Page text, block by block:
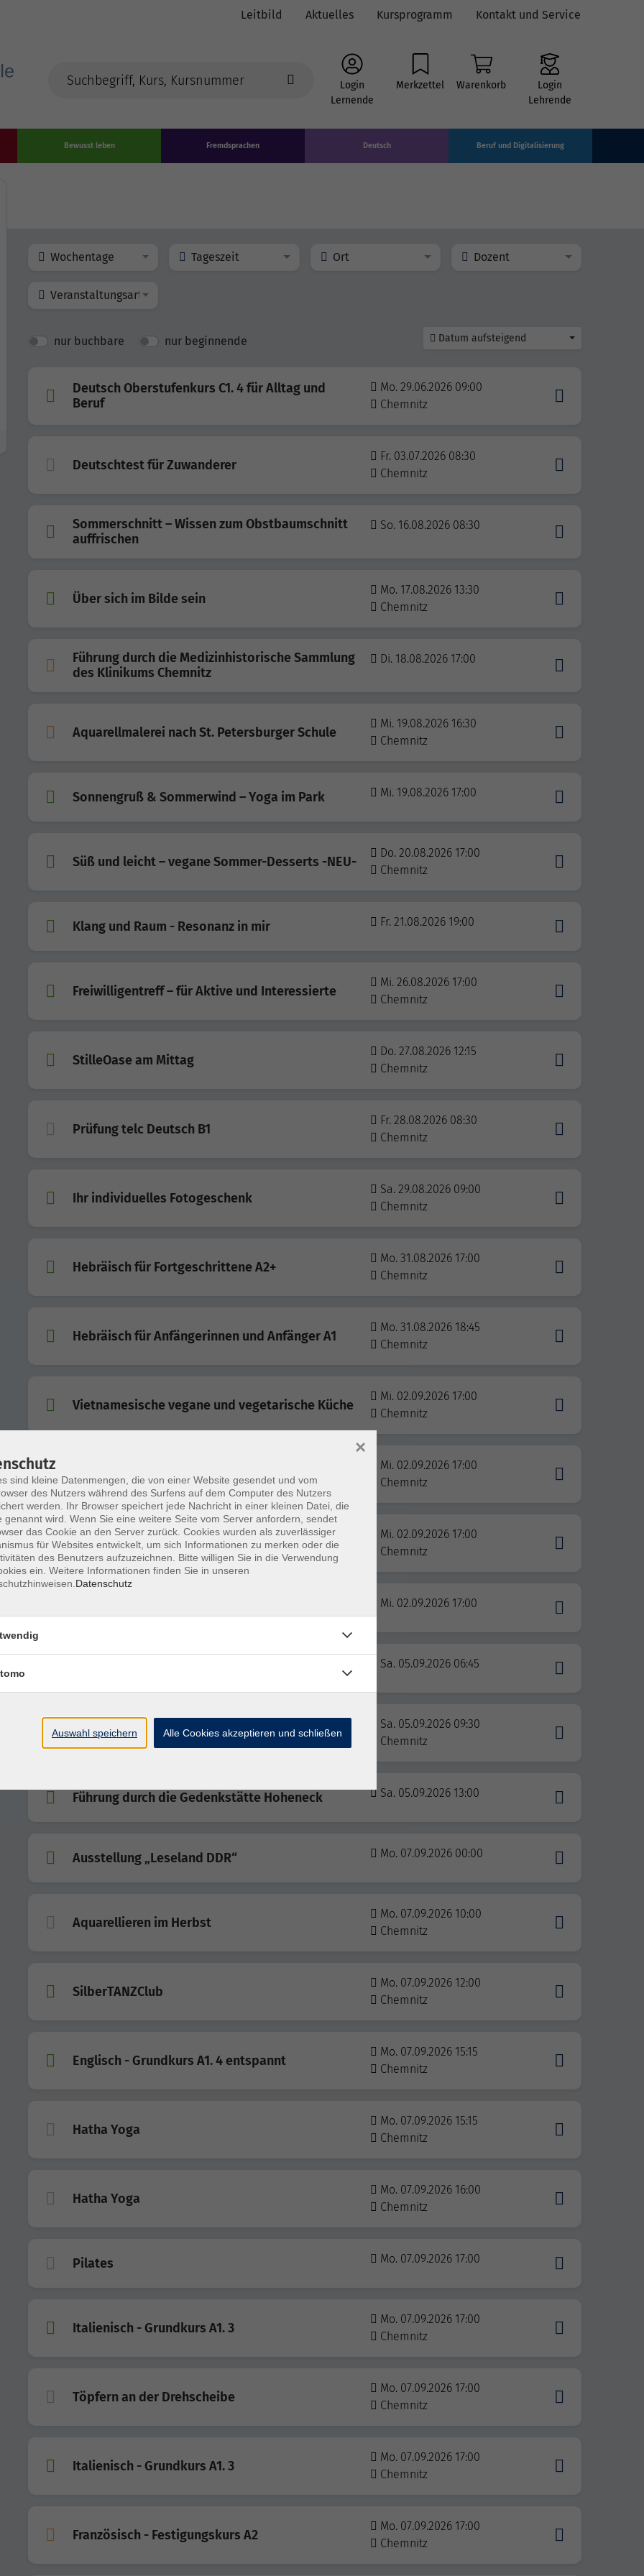
Leitbild Aktuelles Kursprogramm Kontakt und Service
Login
Lernende
Merkzettel Warenkorb
Login
Lehrende
Bewusst leben Fremdsprachen Deutsch Beruf und Digitalisierung
Wochentage Tageszeit Ort Dozent
Veranstaltungsart
nur buchbare nur beginnende Datum aufsteigend
Deutsch Oberstufenkurs C1. 4 für Alltag und
Beruf
Mo. 29.06.2026 09:00
Chemnitz
Deutschtest für Zuwanderer
Fr. 03.07.2026 08:30
Chemnitz
Sommerschnitt – Wissen zum Obstbaumschnitt
auffrischen
So. 16.08.2026 08:30
Über sich im Bilde sein
Mo. 17.08.2026 13:30
Chemnitz
Führung durch die Medizinhistorische Sammlung
des Klinikums Chemnitz
Di. 18.08.2026 17:00
Aquarellmalerei nach St. Petersburger Schule
Mi. 19.08.2026 16:30
Chemnitz
Sonnengruß & Sommerwind – Yoga im Park Mi. 19.08.2026 17:00
Süß und leicht – vegane Sommer-Desserts -NEU-
Do. 20.08.2026 17:00
Chemnitz
Klang und Raum - Resonanz in mir Fr. 21.08.2026 19:00
Freiwilligentreff – für Aktive und Interessierte
Mi. 26.08.2026 17:00
Chemnitz
StilleOase am Mittag
Do. 27.08.2026 12:15
Chemnitz
Prüfung telc Deutsch B1
Fr. 28.08.2026 08:30
Chemnitz
Ihr individuelles Fotogeschenk
Sa. 29.08.2026 09:00
Chemnitz
Hebräisch für Fortgeschrittene A2+
Mo. 31.08.2026 17:00
Chemnitz
Hebräisch für Anfängerinnen und Anfänger A1
Mo. 31.08.2026 18:45
Chemnitz
Vietnamesische vegane und vegetarische Küche
Mi. 02.09.2026 17:00
Chemnitz
Öffentlichkeitsarbeit für Vereine
Mi. 02.09.2026 17:00
Chemnitz
Hebräisch für Fortgeschrittene B1
Mi. 02.09.2026 17:00
Chemnitz
Mi. 02.09.2026 17:00
Sa. 05.09.2026 06:45
Fantasiereisen im pädagogischen Kontext
anleiten -NEU-
Sa. 05.09.2026 09:30
Chemnitz
Führung durch die Gedenkstätte Hoheneck Sa. 05.09.2026 13:00
Ausstellung „Leseland DDR“ Mo. 07.09.2026 00:00
Aquarellieren im Herbst
Mo. 07.09.2026 10:00
Chemnitz
SilberTANZClub
Mo. 07.09.2026 12:00
Chemnitz
Englisch - Grundkurs A1. 4 entspannt
Mo. 07.09.2026 15:15
Chemnitz
Hatha Yoga
Mo. 07.09.2026 15:15
Chemnitz
Hatha Yoga
Mo. 07.09.2026 16:00
Chemnitz
Pilates Mo. 07.09.2026 17:00
Italienisch - Grundkurs A1. 3
Mo. 07.09.2026 17:00
Chemnitz
Töpfern an der Drehscheibe
Mo. 07.09.2026 17:00
Chemnitz
Italienisch - Grundkurs A1. 3
Mo. 07.09.2026 17:00
Chemnitz
Französisch - Festigungskurs A2
Mo. 07.09.2026 17:00
Chemnitz
sind kleine Datenmengen, die von einer Website gesendet und vom
des Nutzers während des Surfens auf dem Computer des Nutzers
werden. Ihr Browser speichert jede Nachricht in einer kleinen Datei, die
genannt wird. Wenn Sie eine weitere Seite vom Server anfordern, sendet
das Cookie an den Server zurück. Cookies wurden als zuverlässiger
für Websites entwickelt, um sich Informationen zu merken oder die
des Benutzers aufzuzeichnen. Bitte willigen Sie in die Verwendung
ein. Weitere Informationen finden Sie in unseren
Datenschutz
×
Auswahl speichern Alle Cookies akzeptieren und schließen